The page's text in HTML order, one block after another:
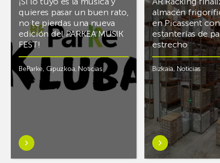
quieres pasar un buen rato,
no te pierdas una nueva
edición del PARKEA MUSIK
FEST!
BeParke, Gipuzkoa, Noticias
Saber
más
almacén
en Picassent con
estanterías de
estrecho
Bizkaia,Noticias
Saber
más